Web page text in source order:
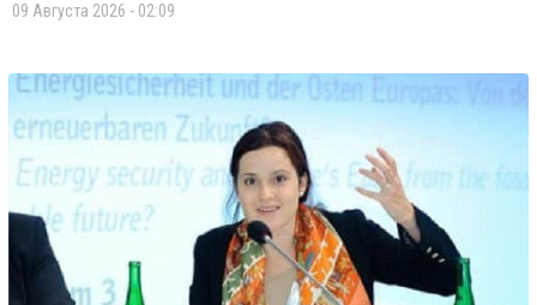
09 Августа 2026 - 02:09